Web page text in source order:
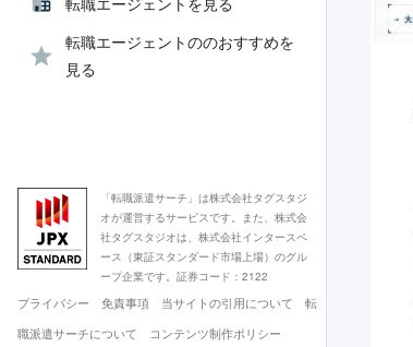
転職エージェントののおすすめを
見る
「転職派遣サーチ」は株式会社タグスタジ
オが運営するサービスです。また、株式会
社タグスタジオは、株式会社インタースペ
ース（東証スタンダード市場上場）のグル
ープ企業です。証券コード：2122
プライバシー 免責事項 当サイトの引用について
転
職派遣サーチについて
コンテンツ制作ポリシー